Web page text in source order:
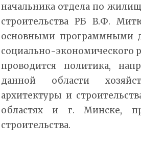
начальника отдела по
строительства РБ В.Ф.
основными программными
социально-экономического
проводится политика,
данной области
архитектуры и
областях и г. Минске,
строительства.